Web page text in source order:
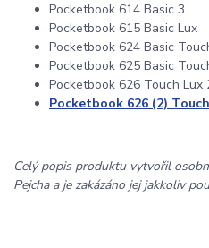
Pocketbook 614 Basic 3
Pocketbook 615 Basic Lux
Pocketbook 624 Basic
Pocketbook 625 Basic
Pocketbook 626 Touch Lux
Pocketbook 626 (2)
Celý popis produktu vytvořil
Pejcha a je zakázáno jej jakkoliv